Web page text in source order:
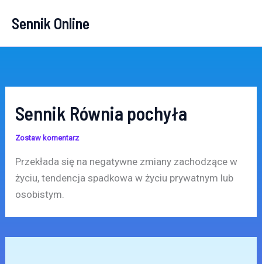
Sennik Online
Sennik Równia pochyła
Zostaw komentarz
Przekłada się na negatywne zmiany zachodzące w
życiu, tendencja spadkowa w życiu prywatnym lub
osobistym.